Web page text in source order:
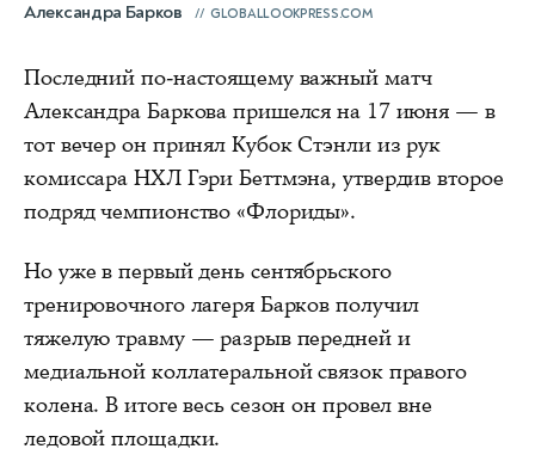
Александра Барков GLOBALLOOKPRESS.COM
Последний по-настоящему важный матч
Александра Баркова пришелся на 17 июня — в
тот вечер он принял Кубок Стэнли из рук
комиссара НХЛ Гэри Беттмэна, утвердив второе
подряд чемпионство «Флориды».
Но уже в первый день сентябрьского
тренировочного лагеря Барков получил
тяжелую травму — разрыв передней и
медиальной коллатеральной связок правого
колена. В итоге весь сезон он провел вне
ледовой площадки.